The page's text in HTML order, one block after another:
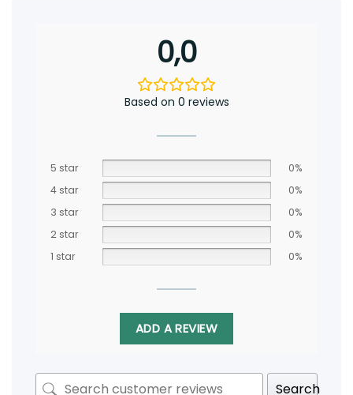
0,0
Based on 0 reviews
5 star
0%
4 star
0%
3 star
0%
2 star
0%
1 star
0%
ADD A REVIEW
Search